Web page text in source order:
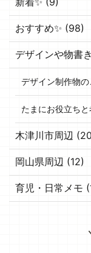
おすすめ✨ (98)
デザインや物書
デザイン制作物
たまにお役立ち
木津川市周辺
岡山県周辺 (12)
育児・日常メモ